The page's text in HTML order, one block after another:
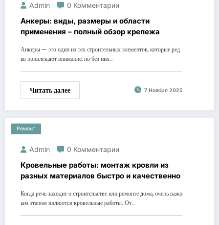
Admin 0 Комментарии
Анкеры: виды, размеры и области
применения – полный обзор крепежа
Анкеры — это один из тех строительных элементов, которые ред
ко привлекают внимание, но без них…
Читать далее 7 Ноября 2025
Ремонт
Admin 0 Комментарии
Кровельные работы: монтаж кровли из
разных материалов быстро и качественно
Когда речь заходит о строительстве или ремонте дома, очень важн
ым этапом являются кровельные работы. От…